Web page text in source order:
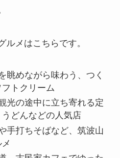
ルメはこちらです。
眺めながら味わう、つく
トクリーム
の途中に立ち寄れる定
どんなどの人気店
打ちそばなど、筑波山